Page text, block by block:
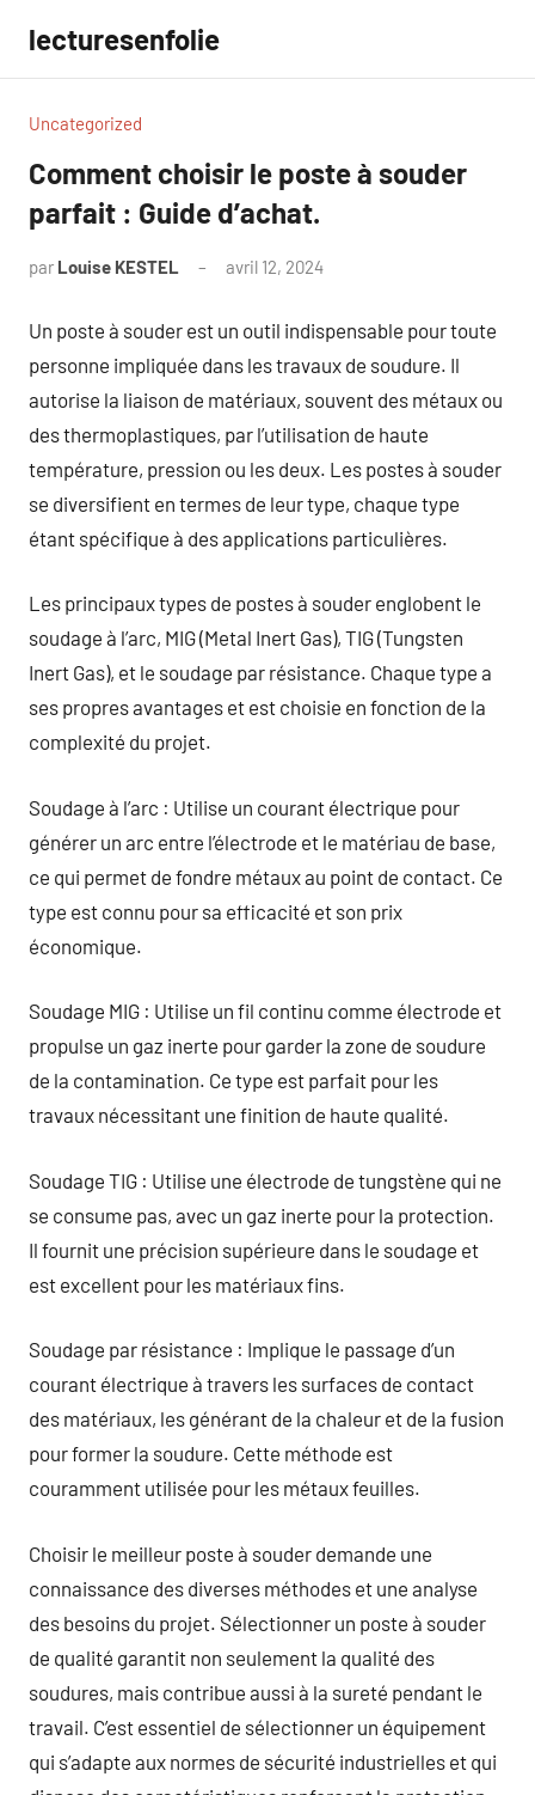
contenu
lecturesenfolie
Uncategorized
Comment choisir le poste à souder
parfait : Guide d’achat.
par Louise KESTEL avril 12, 2024
Un poste à souder est un outil indispensable pour toute
personne impliquée dans les travaux de soudure. Il
autorise la liaison de matériaux, souvent des métaux ou
des thermoplastiques, par l’utilisation de haute
température, pression ou les deux. Les postes à souder
se diversifient en termes de leur type, chaque type
étant spécifique à des applications particulières.
Les principaux types de postes à souder englobent le
soudage à l’arc, MIG (Metal Inert Gas), TIG (Tungsten
Inert Gas), et le soudage par résistance. Chaque type a
ses propres avantages et est choisie en fonction de la
complexité du projet.
Soudage à l’arc : Utilise un courant électrique pour
générer un arc entre l’électrode et le matériau de base,
ce qui permet de fondre métaux au point de contact. Ce
type est connu pour sa efficacité et son prix
économique.
Soudage MIG : Utilise un fil continu comme électrode et
propulse un gaz inerte pour garder la zone de soudure
de la contamination. Ce type est parfait pour les
travaux nécessitant une finition de haute qualité.
Soudage TIG : Utilise une électrode de tungstène qui ne
se consume pas, avec un gaz inerte pour la protection.
Il fournit une précision supérieure dans le soudage et
est excellent pour les matériaux fins.
Soudage par résistance : Implique le passage d’un
courant électrique à travers les surfaces de contact
des matériaux, les générant de la chaleur et de la fusion
pour former la soudure. Cette méthode est
couramment utilisée pour les métaux feuilles.
Choisir le meilleur poste à souder demande une
connaissance des diverses méthodes et une analyse
des besoins du projet. Sélectionner un poste à souder
de qualité garantit non seulement la qualité des
soudures, mais contribue aussi à la sureté pendant le
travail. C’est essentiel de sélectionner un équipement
qui s’adapte aux normes de sécurité industrielles et qui